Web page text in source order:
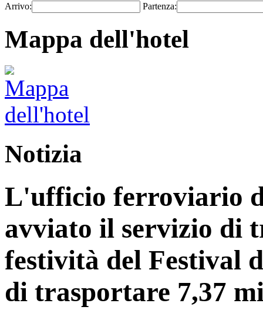
Arrivo: Partenza:
Mappa dell'hotel
Notizia
L'ufficio ferroviario
avviato il servizio di
festività del Festival
di trasportare 7,37